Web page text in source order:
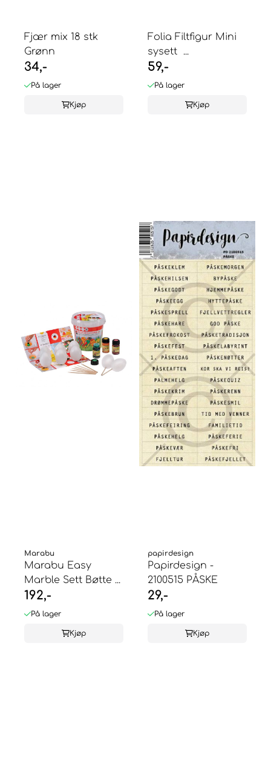
Fjær mix 18 stk
Grønn
34,-
På lager
Kjøp
Folia Filtfigur Mini
sysett  ...
59,-
På lager
Kjøp
Marabu
Marabu Easy
Marble Sett Bøtte ...
192,-
På lager
Kjøp
papirdesign
Papirdesign -
2100515 PÅSKE
29,-
På lager
Kjøp